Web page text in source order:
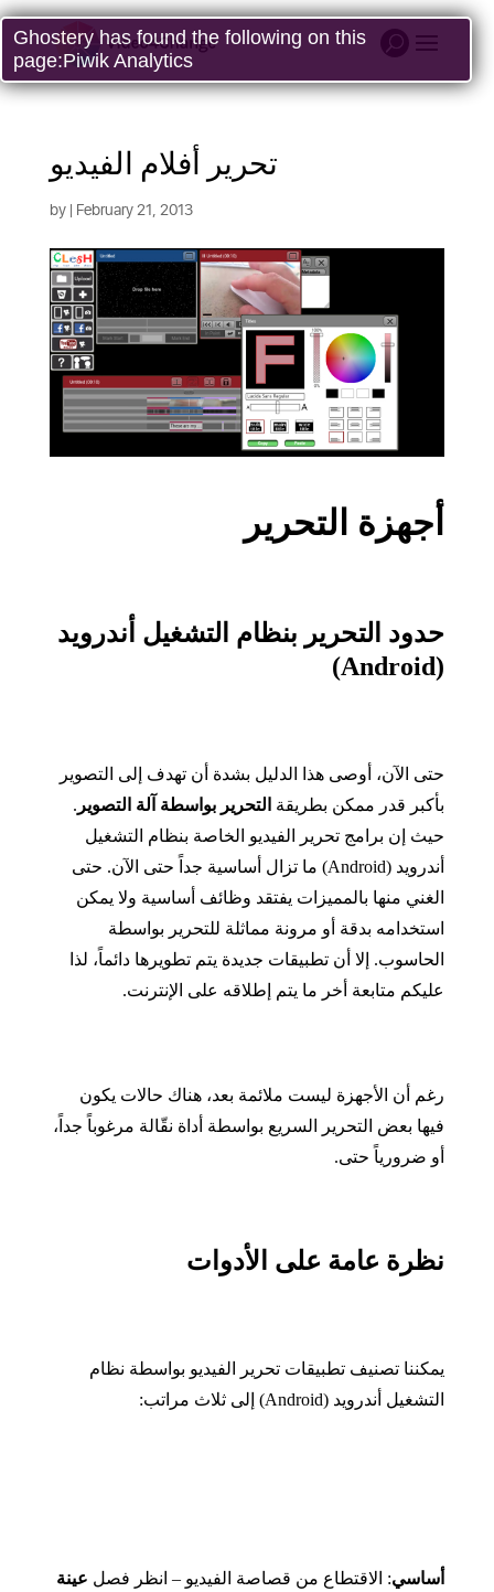
تحرير أفلام الفيديو
by| February 21, 2013
أجهزة التحرير
حدود التحرير بنظام التشغيل أندرويد
(Android)
حتى الآن، أوصى هذا الدليل بشدة أن تهدف إلى التصوير
بأكبر قدر ممكن بطريقة التحرير بواسطة آلة التصوير .
حيث إن برامج تحرير الفيديو الخاصة بنظام التشغيل
أندرويد (Android) ما تزال أساسية جداً حتى الآن. حتى
الغني منها بالمميزات يفتقد وظائف أساسية ولا يمكن
استخدامه بدقة أو مرونة مماثلة للتحرير بواسطة
الحاسوب. إلا أن تطبيقات جديدة يتم تطويرها دائماً، لذا
عليكم متابعة أخر ما يتم إطلاقه على الإنترنت.
رغم أن الأجهزة ليست ملائمة بعد، هناك حالات يكون
فيها بعض التحرير السريع بواسطة أداة نقّالة مرغوباً جداً،
أو ضرورياً حتى.
نظرة عامة على الأدوات
يمكننا تصنيف تطبيقات تحرير الفيديو بواسطة نظام
التشغيل أندرويد (Android) إلى ثلاث مراتب:
أساسي: الاقتطاع من قصاصة الفيديو – انظر فصل عينة
Ghostery has found the following on this
page:Piwik Analytics